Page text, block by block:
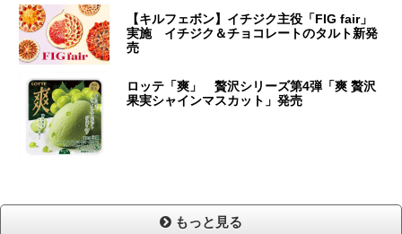
【キルフェボン】イチジク主役「FIG fair」
実施 イチジク＆チョコレートのタルト新発
売
ロッテ「爽」 贅沢シリーズ第4弾「爽 贅沢
果実シャインマスカット」発売
もっと見る